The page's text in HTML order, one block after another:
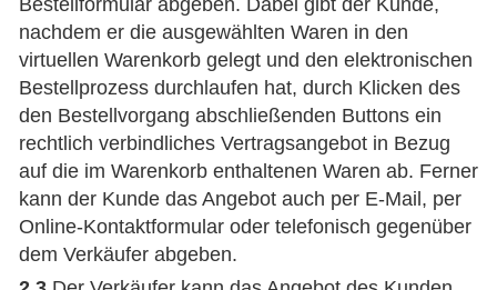
Bestellformular abgeben. Dabei gibt der Kunde,
nachdem er die ausgewählten Waren in den
virtuellen Warenkorb gelegt und den elektronischen
Bestellprozess durchlaufen hat, durch Klicken des
den Bestellvorgang abschließenden Buttons ein
rechtlich verbindliches Vertragsangebot in Bezug
auf die im Warenkorb enthaltenen Waren ab. Ferner
kann der Kunde das Angebot auch per E-Mail, per
Online-Kontaktformular oder telefonisch gegenüber
dem Verkäufer abgeben.